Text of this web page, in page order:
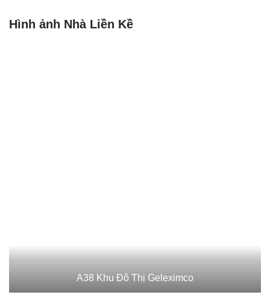
Hình ảnh Nhà Liền Kề
A38 Khu Đô Thị Geleximco